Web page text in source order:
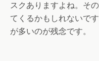
スクありますよね。そ
てくるかもしれないで
が多いのが残念です。